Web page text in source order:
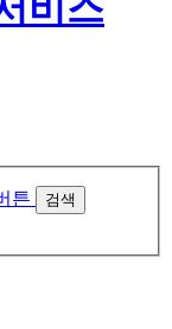
검색